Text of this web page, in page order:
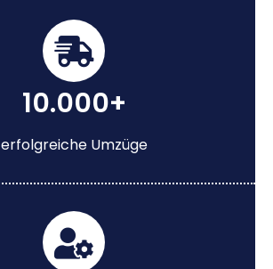
10.000+
erfolgreiche Umzüge